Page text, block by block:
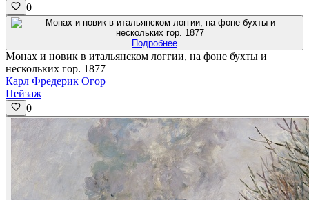
0
Подробнее
Монах и новик в итальянском логгии, на фоне бухты и
нескольких гор. 1877
Карл Фредерик Огор
Пейзаж
0